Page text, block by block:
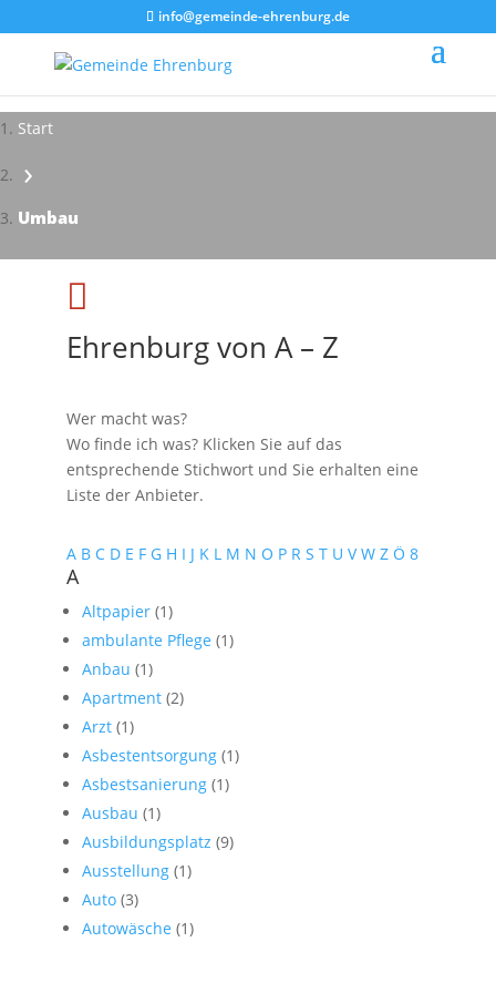
info@gemeinde-ehrenburg.de
Start
›
Umbau
Impressionen - Mareike Kranz

Ehrenburg von A – Z
Wer macht was?
Wo finde ich was? Klicken Sie auf das
entsprechende Stichwort und Sie erhalten eine
Liste der Anbieter.
A B C D E F G H I J K L M N O P R S T U V W Z Ö 8
A
Altpapier (1)
ambulante Pflege (1)
Anbau (1)
Apartment (2)
Arzt (1)
Asbestentsorgung (1)
Asbestsanierung (1)
Ausbau (1)
Ausbildungsplatz (9)
Ausstellung (1)
Auto (3)
Autowäsche (1)